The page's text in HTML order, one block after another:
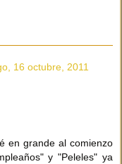
16 octubre, 2011
en grande al comienzo
y "Peleles" ya